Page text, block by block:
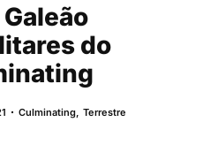
do
Culminating,Terrestre